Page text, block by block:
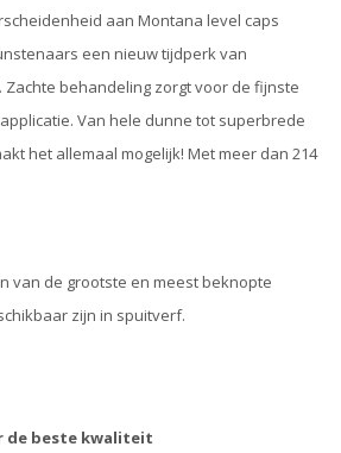
aan Montana level caps
een nieuw tijdperk van
behandeling zorgt voor de fijnste
Van hele dunne tot superbrede
het allemaal mogelijk! Met meer dan 214
van de grootste en meest beknopte
zijn in spuitverf.
de beste kwaliteit